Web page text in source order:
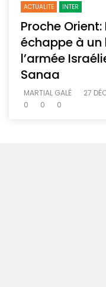
ACTUALITE INTER
Proche Orient:
échappe à
l’armée
Sanaa
MARTIAL GALÉ
27
0
0 0